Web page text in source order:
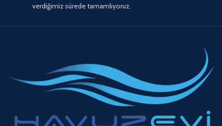
verdiğimiz sürede tamamlıyoruz.